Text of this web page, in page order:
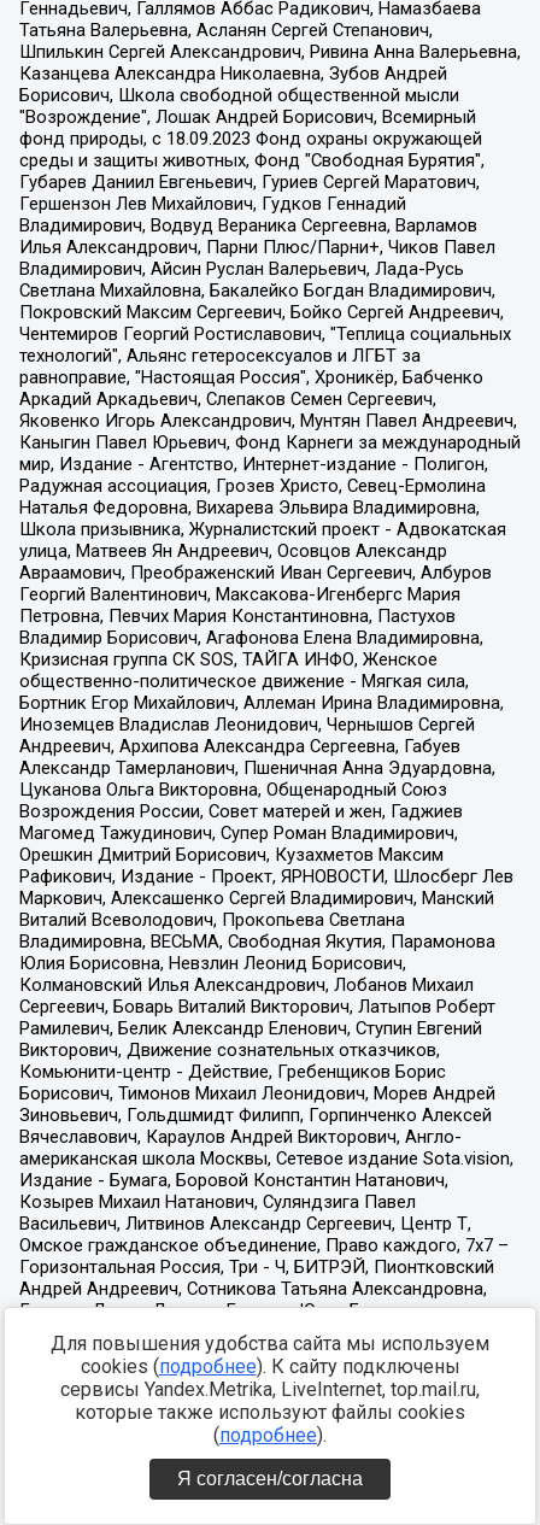
Для повышения удобства сайта мы используем
cookies (подробнее). К сайту подключены
сервисы Yandex.Metrika, LiveInternet, top.mail.ru,
которые также используют файлы cookies
(подробнее).
Я согласен/согласна